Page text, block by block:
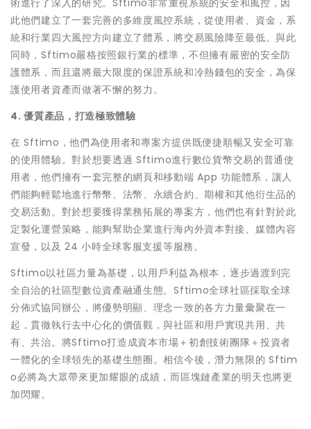
術進行了深入的研究。Sftimo非常重視系統的安全和風控，因
此他們建立了一套完善的多維度風控系統，從使用者、資金，系
統和行業四大風控方向建立了體系，將交易風險降至最低。與此
同時，Sftimo嚴格按照銀行業的標準，不但擁有嚴密的安全防
護體系，而且還將最大限度的保證系統和冷熱錢包的安全，為保
護使用者資產而做著不懈的努力。
4. 優質產品，打造極致體驗
在 Sftimo，他們為使用者和專案方提供既便捷順暢又安全可靠
的使用體驗。對於想要透過 Sftimo進行數位貨幣交易的普通使
用者，他們擁有一套完整的網頁和移動端 App 功能體系，讓人
們能夠輕鬆地進行幣幣、法幣、永續合約、期權和其他衍生品的
交易活動。對於想要獲得業務拓展的專案方，他們也有針對於此
定製化運營策略，能夠幫助企業進行海內外資本對接、媒體內容
宣發，以及 24 小時全球客服支援等服務。
Sftimo以社區力量為基礎，以用戶利益為根本，逐步過渡到完
全自治的社區型數位資產融通生態。Sftimo全球社區採取全球
分佈式協同辦公，將優勢明顯、理念一致的各方力量彙聚在一
起，貫徹執行去中心化的價值觀，與社區和用戶實現共用、共
有、共治。將Sftimo打造成資本市場＋初創技術團隊＋投資者
一體化的全球領先的基礎生態圈。相信今後，潛力無限的 Sftim
o必將為大眾帶來更加耀眼的成績，而區塊鏈產業的明天也將更
加閃耀。